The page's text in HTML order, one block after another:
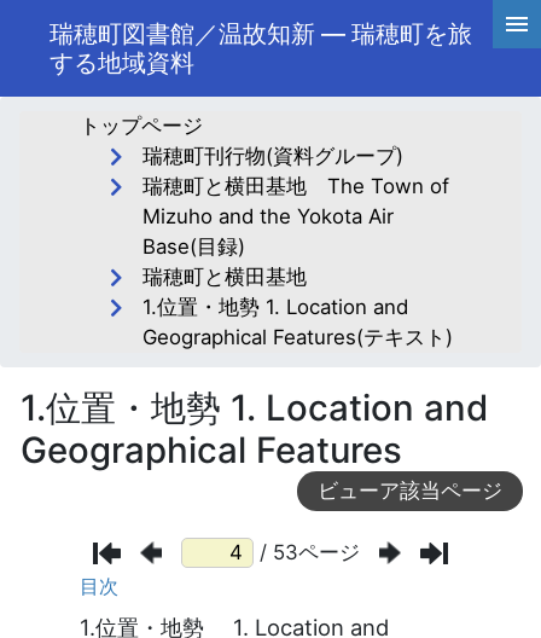
瑞穂町図書館／温故知新 ― 瑞穂町を旅
する地域資料
トップページ
瑞穂町刊行物(資料グループ)
瑞穂町と横田基地 The Town of
Mizuho and the Yokota Air
Base(目録)
瑞穂町と横田基地
1.位置・地勢 1. Location and
Geographical Features(テキスト)
1.位置・地勢 1. Location and
Geographical Features
ビューア該当ページ
/ 53ページ